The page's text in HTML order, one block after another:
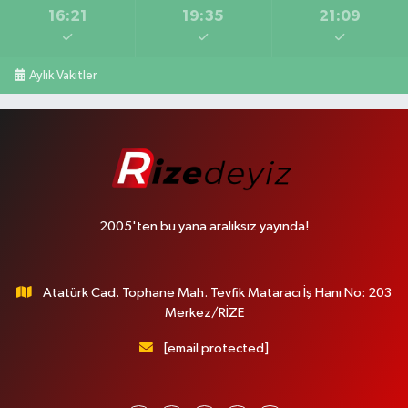
16:21 19:35 21:09
Aylık Vakitler
2005'ten bu yana aralıksız yayında!
Atatürk Cad. Tophane Mah. Tevfik Mataracı İş Hanı No: 203
Merkez/RİZE
[email protected]